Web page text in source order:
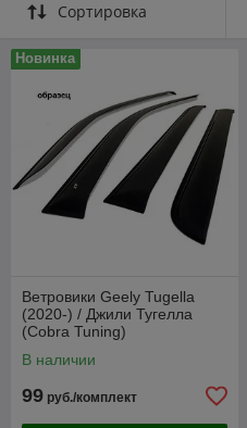
Сортировка
Новинка
Ветровики Geely Tugella
(2020-) / Джили Тугелла
(Cobra Tuning)
В наличии
99 руб./комплект